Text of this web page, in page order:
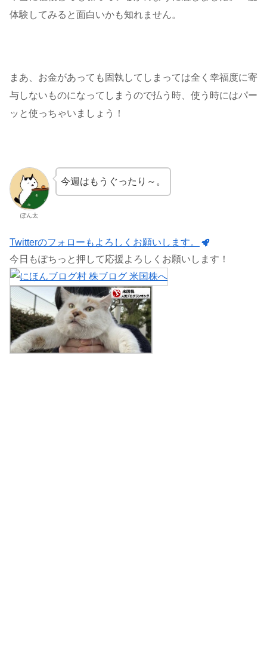
体験してみると面白いかも知れません。
まあ、お金があっても固執してしまっては全く幸福度に寄
与しないものになってしまうので払う時、使う時にはパー
ッと使っちゃいましょう！
ぽん太
今週はもうぐったり～。
Twitterのフォローもよろしくお願いします。
今日もぽちっと押して応援よろしくお願いします！